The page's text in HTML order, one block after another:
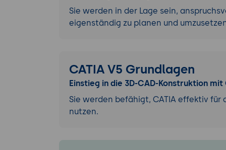
Sie werden in der Lage sein,
eigenständig zu planen und
CATIA V5 Grundlagen
Einstieg in die 3D-CAD-Konstruktion mit
Sie werden befähigt, CATIA effektiv für
nutzen.